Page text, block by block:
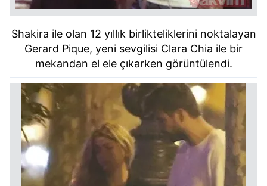
Shakira ile olan 12 yıllık birlikteliklerini noktalayan
Gerard Pique, yeni sevgilisi Clara Chia ile bir
mekandan el ele çıkarken görüntülendi.